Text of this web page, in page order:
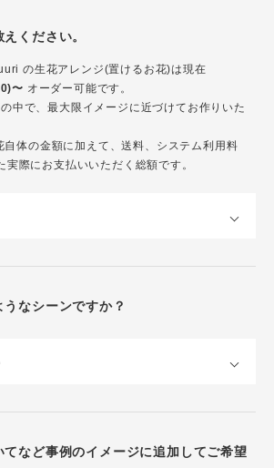
ください。
の生花アレンジ(置けるお花)は現在
〜 オーダー可能です。
中で、最大限イメージに近づけてお作りいた
体の金額に加えて、送料、システム利用料
際にお支払いいただく総額です。
なシーンですか？
てなど事例のイメージに追加してご希望